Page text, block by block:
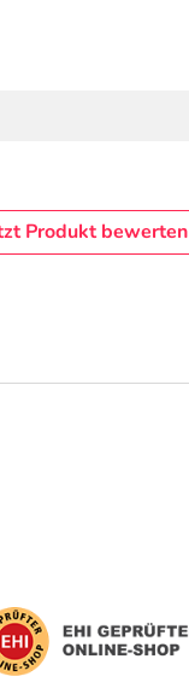
Produkt bewerten